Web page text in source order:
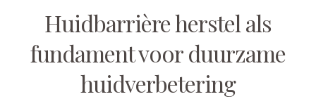
Huidbarrière herstel als
fundament voor duurzame
huidverbetering